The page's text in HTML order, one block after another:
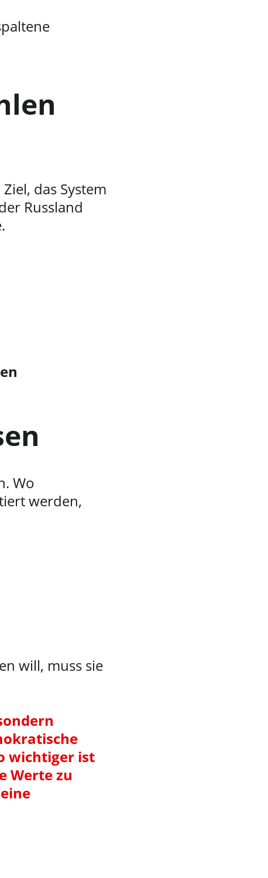
das System
Russland
Wo
werden,
will, muss sie
wichtiger ist
Werte zu